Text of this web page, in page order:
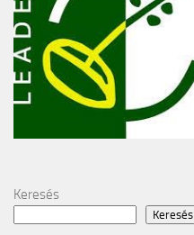
Keresés
Keresés